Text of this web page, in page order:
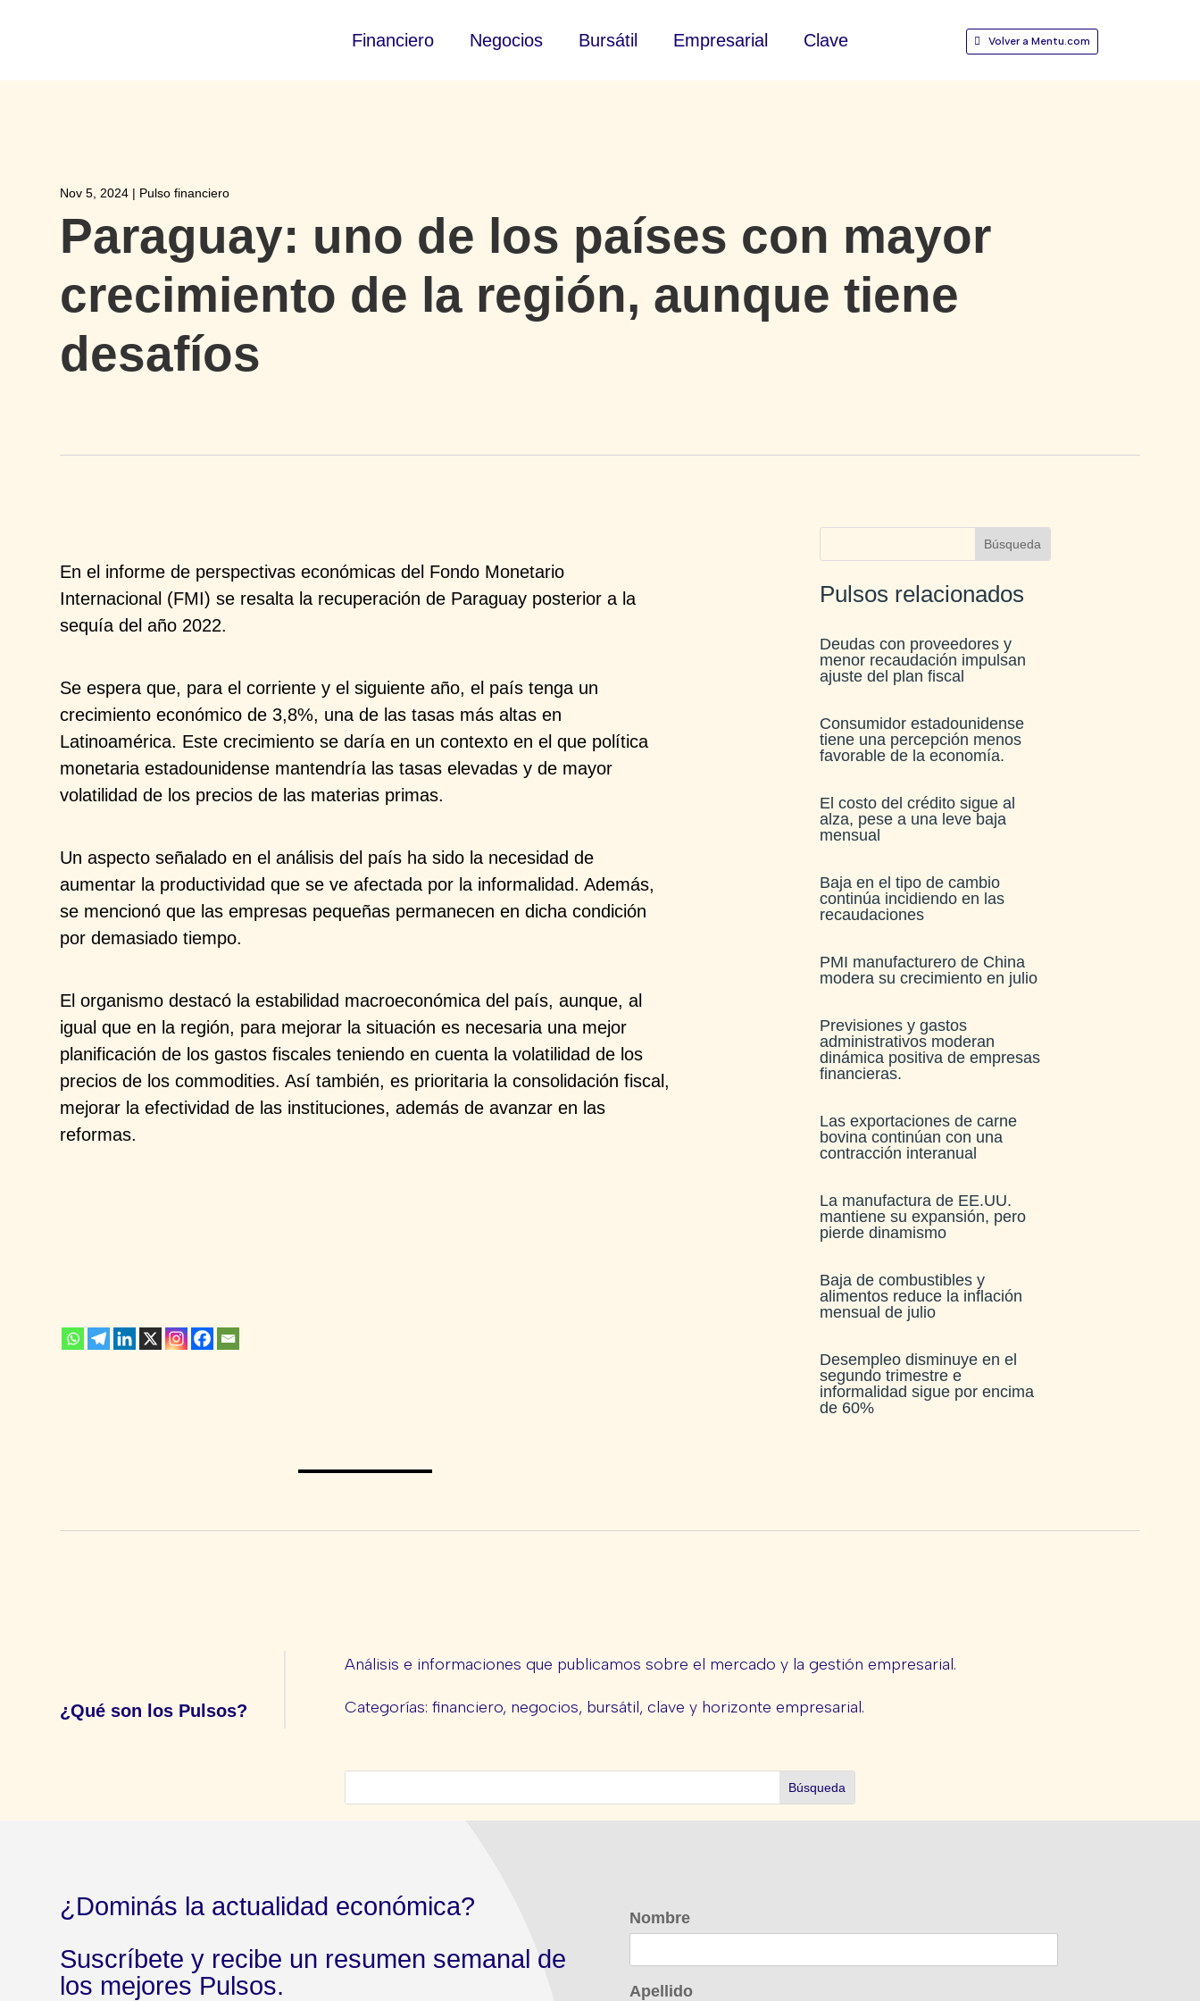
Financiero Negocios Bursátil Empresarial Clave Volver a Mentu.com
Nov 5, 2024 | Pulso financiero
Paraguay: uno de los países con mayor
crecimiento de la región, aunque tiene
desafíos​
En el informe de perspectivas económicas del Fondo Monetario
Internacional (FMI) se resalta la recuperación de Paraguay posterior a la
sequía del año 2022. ​
Se espera que, para el corriente y el siguiente año, el país tenga un
crecimiento económico de 3,8%, una de las tasas más altas en
Latinoamérica. Este crecimiento se daría en un contexto en el que política
monetaria estadounidense mantendría las tasas elevadas y de mayor
volatilidad de los precios de las materias primas.​
Un aspecto señalado en el análisis del país ha sido la necesidad de
aumentar la productividad que se ve afectada por la informalidad. Además,
se mencionó que las empresas pequeñas permanecen en dicha condición
por demasiado tiempo.​
El organismo destacó la estabilidad macroeconómica del país, aunque, al
igual que en la región, para mejorar la situación es necesaria una mejor
planificación de los gastos fiscales teniendo en cuenta la volatilidad de los
precios de los commodities. Así también, es prioritaria la consolidación fiscal,
mejorar la efectividad de las instituciones, además de avanzar en las
reformas.
Pulsos relacionados
Deudas con proveedores y
menor recaudación impulsan
ajuste del plan fiscal​
Consumidor estadounidense
tiene una percepción menos
favorable de la economía​.
El costo del crédito sigue al
alza, pese a una leve baja
mensual​
Baja en el tipo de cambio
continúa incidiendo en las
recaudaciones​
PMI manufacturero de China
modera su crecimiento en julio​
Previsiones y gastos
administrativos moderan
dinámica positiva de empresas
financieras​.
Las exportaciones de carne
bovina continúan con una
contracción interanual
La manufactura de EE.UU.
mantiene su expansión, pero
pierde dinamismo
Baja de combustibles y
alimentos reduce la inflación
mensual de julio​
Desempleo disminuye en el
segundo trimestre e
informalidad sigue por encima
de 60%
¿Qué son los Pulsos?
Análisis e informaciones que publicamos sobre el mercado y la gestión empresarial.
Categorías: financiero, negocios, bursátil, clave y horizonte empresarial.
¿Dominás la actualidad económica?
Suscríbete y recibe un resumen semanal de
los mejores Pulsos.
Nombre
Apellido